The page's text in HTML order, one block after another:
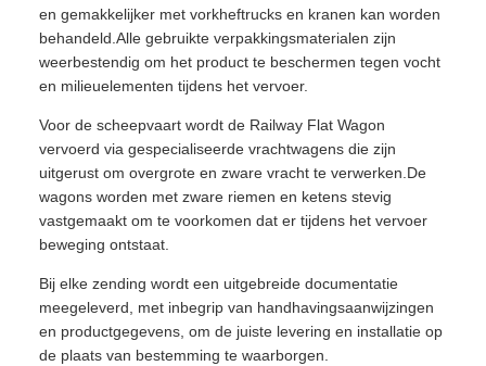
en gemakkelijker met vorkheftrucks en kranen kan worden
behandeld.Alle gebruikte verpakkingsmaterialen zijn
weerbestendig om het product te beschermen tegen vocht
en milieuelementen tijdens het vervoer.
Voor de scheepvaart wordt de Railway Flat Wagon
vervoerd via gespecialiseerde vrachtwagens die zijn
uitgerust om overgrote en zware vracht te verwerken.De
wagons worden met zware riemen en ketens stevig
vastgemaakt om te voorkomen dat er tijdens het vervoer
beweging ontstaat.
Bij elke zending wordt een uitgebreide documentatie
meegeleverd, met inbegrip van handhavingsaanwijzingen
en productgegevens, om de juiste levering en installatie op
de plaats van bestemming te waarborgen.